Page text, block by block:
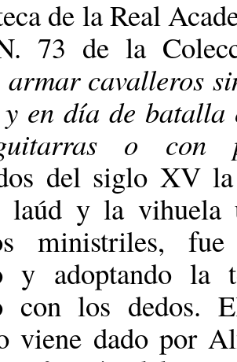
de la Real
73 de la
armar cavalleros
en día de batalla
o con
del siglo XV
laúd y la vihuela
ministriles, fue
y adoptando la
con los dedos.
viene dado por